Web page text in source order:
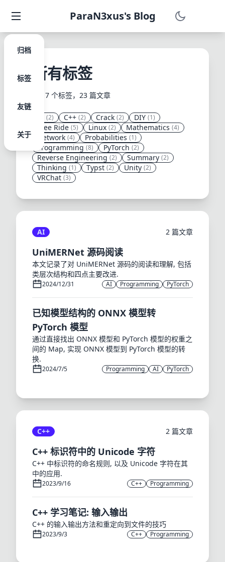
归档
标签
友链
关于
ParaN3xus's Blog
所有标签
共 17 个标签，23 篇文章
(2) C++ (2) Crack (2) DIY (1)
Free Ride (5) Linux (2) Mathematics (4)
Network (4) Probabilities (1)
Programming (8) PyTorch (2)
Reverse Engineering (2) Summary (2)
Thinking (1) Typst (2) Unity (2)
VRChat (3)
AI 2 篇文章
UniMERNet 源码阅读
本文记录了对 UniMERNet 源码的阅读和理解, 包括
类层次结构和四点主要改进.
2024/12/31 AI Programming PyTorch
已知模型结构的 ONNX 模型转
PyTorch 模型
通过直接找出 ONNX 模型和 PyTorch 模型的权重之
间的 Map, 实现 ONNX 模型到 PyTorch 模型的转
换.
2024/7/5 Programming AI PyTorch
C++ 2 篇文章
C++ 标识符中的 Unicode 字符
C++ 中标识符的命名规则, 以及 Unicode 字符在其
中的应用.
2023/9/16 C++ Programming
C++ 学习笔记: 输入输出
C++ 的输入输出方法和重定向到文件的技巧
2023/9/3 C++ Programming